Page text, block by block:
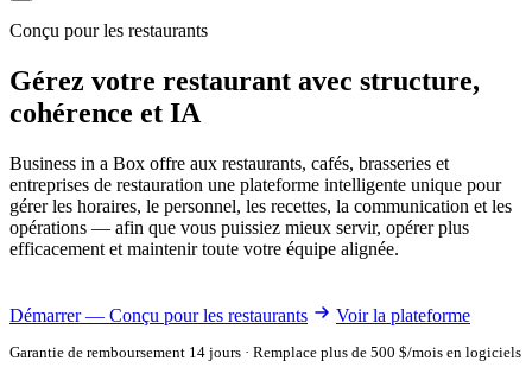
Conçu pour les restaurants
Gérez votre restaurant avec structure,
cohérence et IA
Business in a Box offre aux restaurants, cafés, brasseries et
entreprises de restauration une plateforme intelligente unique pour
gérer les horaires, le personnel, les recettes, la communication et les
opérations — afin que vous puissiez mieux servir, opérer plus
efficacement et maintenir toute votre équipe alignée.
Démarrer — Conçu pour les restaurants Voir la plateforme
Garantie de remboursement 14 jours · Remplace plus de 500 $/mois en logiciels